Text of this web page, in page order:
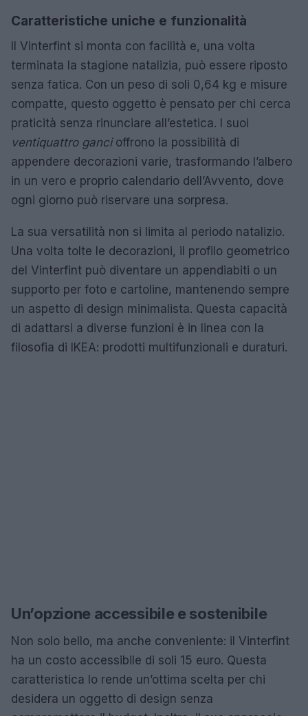
Caratteristiche uniche e funzionalità
Il Vinterfint si monta con facilità e, una volta
terminata la stagione natalizia, può essere riposto
senza fatica. Con un peso di soli 0,64 kg e misure
compatte, questo oggetto è pensato per chi cerca
praticità senza rinunciare all’estetica. I suoi
ventiquattro gancioffrono la possibilità di
appendere decorazioni varie, trasformando l’albero
in un vero e proprio calendario dell’Avvento, dove
ogni giorno può riservare una sorpresa.
La sua versatilità non si limita al periodo natalizio.
Una volta tolte le decorazioni, il profilo geometrico
del Vinterfint può diventare un appendiabiti o un
supporto per foto e cartoline, mantenendo sempre
un aspetto di design minimalista. Questa capacità
di adattarsi a diverse funzioni è in linea con la
filosofia di IKEA: prodotti multifunzionali e duraturi.
Un’opzione accessibile e sostenibile
Non solo bello, ma anche conveniente: il Vinterfint
ha un costo accessibile di soli 15 euro. Questa
caratteristica lo rende un’ottima scelta per chi
desidera un oggetto di design senza